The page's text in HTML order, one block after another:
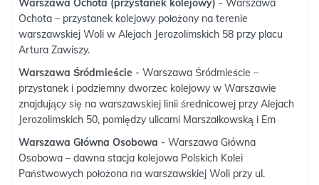
Warszawa Ochota (przystanek kolejowy) - Warszawa
Ochota – przystanek kolejowy położony na terenie
warszawskiej Woli w Alejach Jerozolimskich 58 przy placu
Artura Zawiszy.
Warszawa Śródmieście - Warszawa Śródmieście –
przystanek i podziemny dworzec kolejowy w Warszawie
znajdujący się na warszawskiej linii średnicowej przy Alejach
Jerozolimskich 50, pomiędzy ulicami Marszałkowską i Em
Warszawa Główna Osobowa - Warszawa Główna
Osobowa – dawna stacja kolejowa Polskich Kolei
Państwowych położona na warszawskiej Woli przy ul.